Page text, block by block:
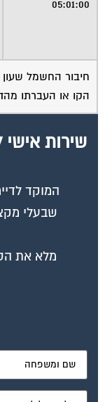
חיבור החשמל שעון
הקו או העברתו
המוקד
שבעלי
מלא את